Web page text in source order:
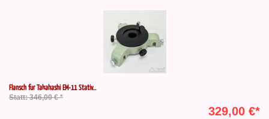
Flansch für Takahashi EM-11 Stativ...
Statt: 346,00 € *
329,00 €*